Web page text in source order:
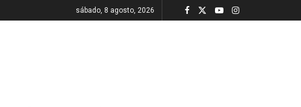
sábado, 8 agosto, 2026